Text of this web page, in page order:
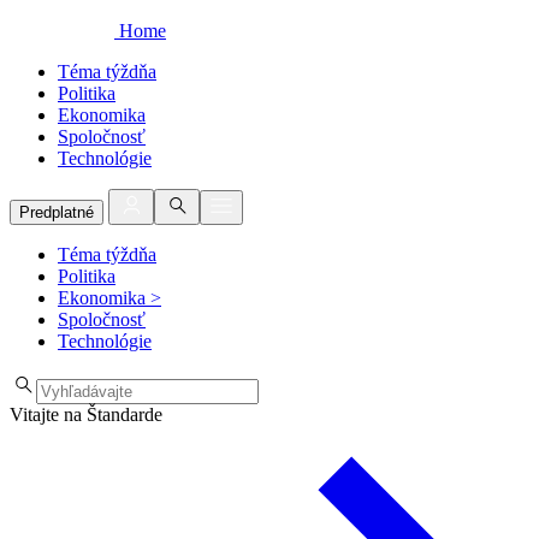
Home
Téma týždňa
Politika
Ekonomika
Spoločnosť
Technológie
Predplatné
Téma týždňa
Politika
Ekonomika >
Spoločnosť
Technológie
Vitajte na Štandarde